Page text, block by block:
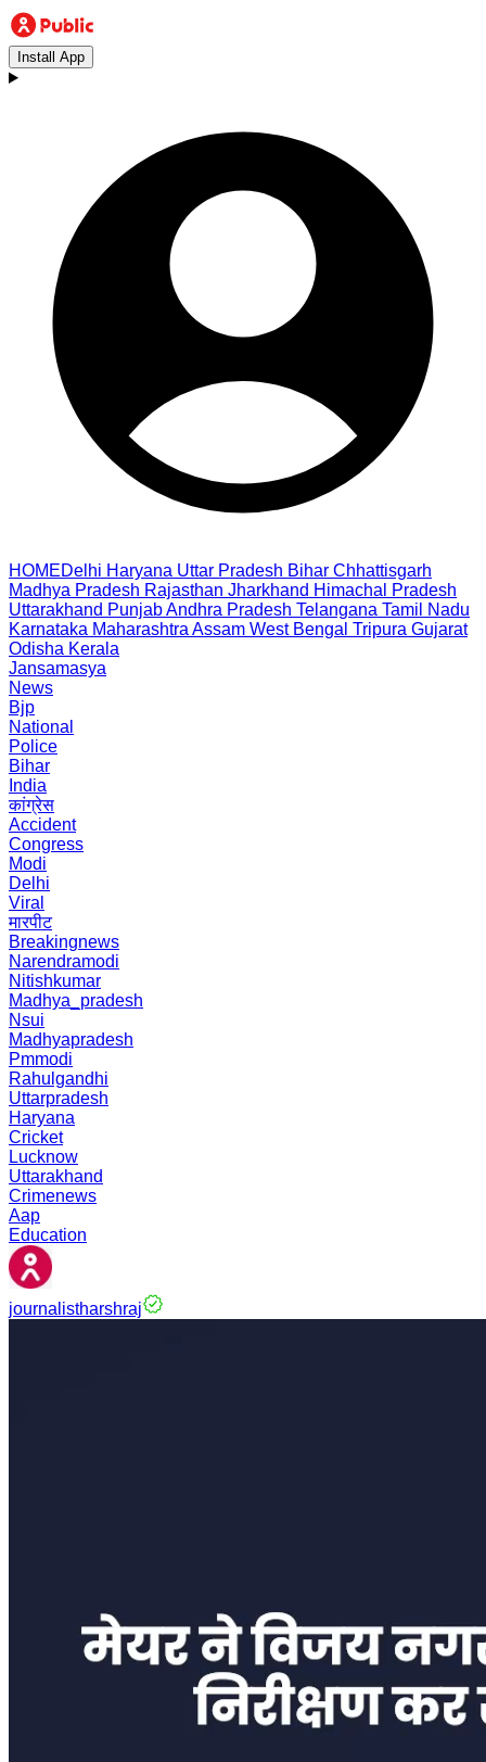
Install App
HOMEDelhi Haryana Uttar Pradesh Bihar Chhattisgarh
Madhya Pradesh Rajasthan Jharkhand Himachal Pradesh
Uttarakhand PunjabAndhra Pradesh Telangana Tamil Nadu
Karnataka Maharashtra Assam West Bengal Tripura Gujarat
Odisha Kerala
Jansamasya
News
Bjp
National
Police
Bihar
India
कांग्रेस
Accident
Congress
Modi
Delhi
Viral
मारपीट
Breakingnews
Narendramodi
Nitishkumar
Madhya_pradesh
Nsui
Madhyapradesh
Pmmodi
Rahulgandhi
Uttarpradesh
Haryana
Cricket
Lucknow
Uttarakhand
Crimenews
Aap
Education
journalistharshraj